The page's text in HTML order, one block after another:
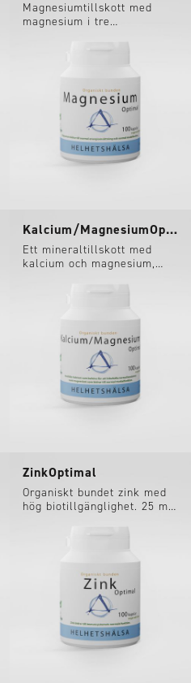
Magnesiumtillskott med
magnesium i tre
Kalcium/MagnesiumOptimal
Ett mineraltillskott med
kalcium och magnesium,
kalcium som magnesium.
ZinkOptimal
Organiskt bundet zink med
hög biotillgänglighet. 25 mg